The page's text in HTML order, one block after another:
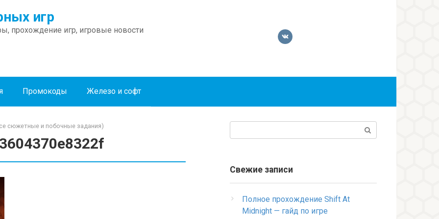
игр
прохождение игр, игровые новости
Промокоды Железо и софт
сюжетные и побочные задания)
Свежие записи
Полное прохождение Shift At
Midnight — гайд по игре